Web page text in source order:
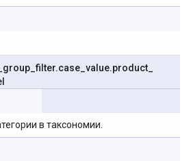
group _filter.case value.product
в таксономии.